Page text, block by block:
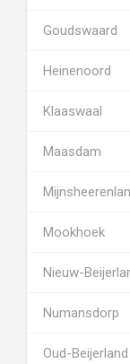
Goudswaard
Heinenoord
Klaaswaal
Maasdam
Mookhoek
Nieuw-
Numansdorp
Oud-Beijerland